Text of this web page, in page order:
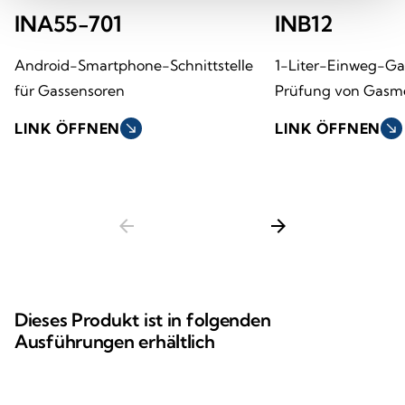
INA55-701
Android-Smartphone-Schnittstelle
für Gassensoren
LINK ÖFFNEN south_east
INB12
1-Liter-Einweg-
Prüfung von
LINK ÖFFNEN south_east
arrow_back arrow_forward
Dieses Produkt ist in folgenden
Ausführungen erhältlich